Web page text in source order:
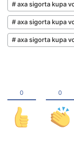
# axa sigorta kupa
# axa sigorta kupa
# axa sigorta kupa